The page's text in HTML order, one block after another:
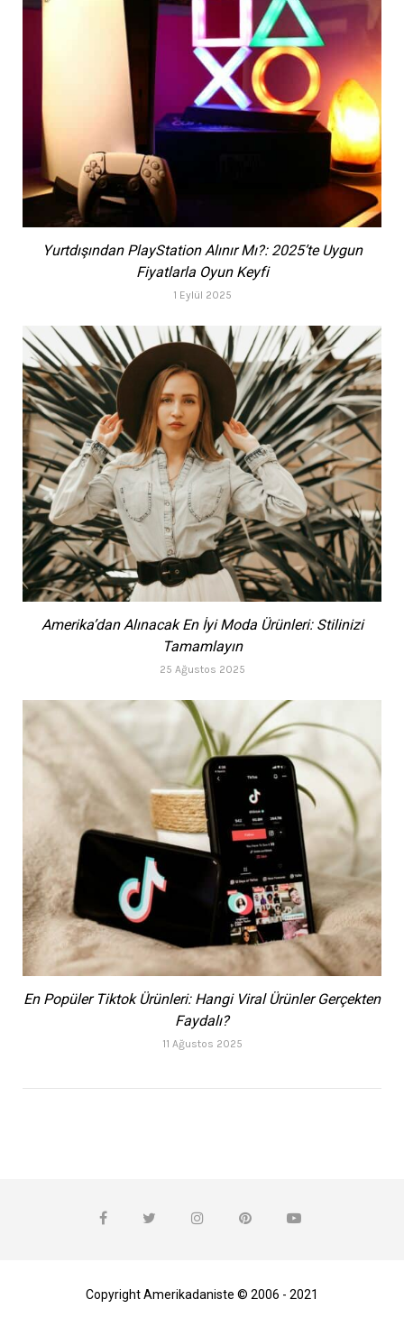
Yurtdışından PlayStation Alınır Mı?: 2025’te Uygun
Fiyatlarla Oyun Keyfi
1 Eylül 2025
Amerika’dan Alınacak En İyi Moda Ürünleri: Stilinizi
Tamamlayın
25 Ağustos 2025
En Popüler Tiktok Ürünleri: Hangi Viral Ürünler Gerçekten
Faydalı?
11 Ağustos 2025
Copyright Amerikadaniste © 2006 - 2021